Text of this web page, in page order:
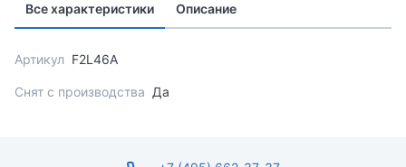
Все характеристики Описание
Артикул F2L46A
Снят с производства Да